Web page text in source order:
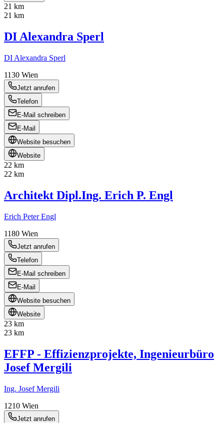
21 km
21 km
DI Alexandra Sperl
DI Alexandra Sperl
1130 Wien
Jetzt anrufen
Telefon
E-Mail schreiben
E-Mail
Website besuchen
Website
22 km
22 km
Architekt Dipl.Ing. Erich P. Engl
Erich Peter Engl
1180 Wien
Jetzt anrufen
Telefon
E-Mail schreiben
E-Mail
Website besuchen
Website
23 km
23 km
EFFP - Effizienzprojekte, Ingenieurbüro
Josef Mergili
Ing. Josef Mergili
1210 Wien
Jetzt anrufen